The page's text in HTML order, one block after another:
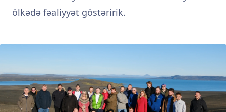
ölkədə fəaliyyət göstəririk.